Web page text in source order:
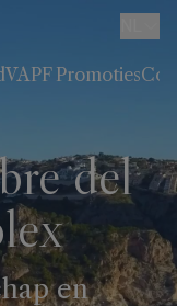
VAPF Promoties
del
en